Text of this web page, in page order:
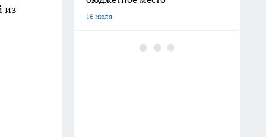
из
16 июля
В Краснодарском крае массово